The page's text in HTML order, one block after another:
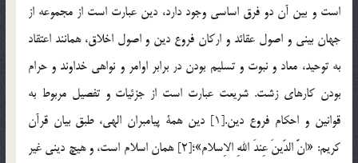
است و بين آن دو فرق اساسي وجود دارد، دين عبارت است از مجموعه از
جهان بيني و اصول عقائد و اركان فروع دين و اصول اخلاق، همانند اعتقاد
به توحيد، معاد و نبوت و تسليم بودن در برابر اوامر و نواهي خداوند و حرام
بودن كارهاي زشت. شريعت عبارت است از جزئيات و تفصيل مربوط به
قوانين و احكام فروع دين.[1] دين همة پيامبران الهي، طبق بيان قرآن
كريم: «انَّ الدّينَ عِندَ اللهِ الاِسلام»؛[2] همان اسلام است، و هيچ ديني غير